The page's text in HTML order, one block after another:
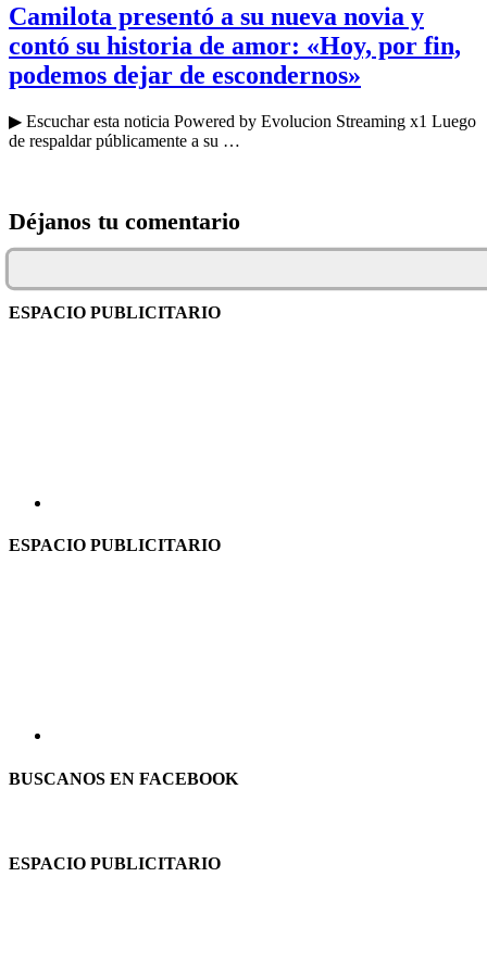
Camilota presentó a su nueva novia y
contó su historia de amor: «Hoy, por fin,
podemos dejar de escondernos»
▶ Escuchar esta noticia Powered by Evolucion Streaming x1 Luego
de respaldar públicamente a su …
Déjanos tu comentario
ESPACIO PUBLICITARIO
ESPACIO PUBLICITARIO
BUSCANOS EN FACEBOOK
ESPACIO PUBLICITARIO